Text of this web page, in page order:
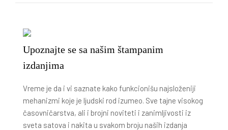
Upoznajte se sa našim štampanim
izdanjima
Vreme je da i vi saznate kako funkcionišu najsloženiji
mehanizmi koje je ljudski rod izumeo. Sve tajne visokog
časovničarstva, ali i brojni noviteti i zanimljivosti iz
sveta satova i nakita u svakom broju naših izdanja